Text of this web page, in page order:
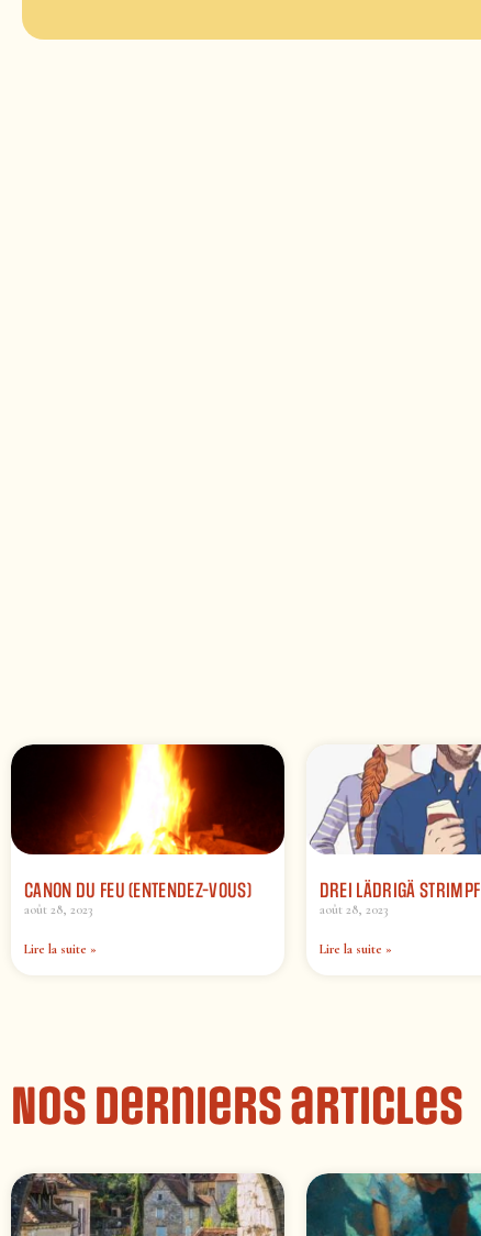
CANON DU FEU (ENTENDEZ-VOUS)
août 28, 2023
Lire la suite »
DREI LÄDRIGÄ STRIMPF
août 28, 2023
Lire la suite »
Nos derniers articles